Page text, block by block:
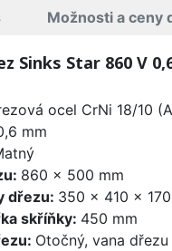
Možnosti a ceny
Sinks Star 860 V
ocel CrNi 18/10
mm
860 x 500 mm
dřezu: 350 x 410 x
skříňky: 450 mm
Otočný, vana dřezu